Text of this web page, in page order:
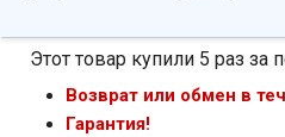
Этот товар купили 5 раз за
Возврат или обмен в
Гарантия!